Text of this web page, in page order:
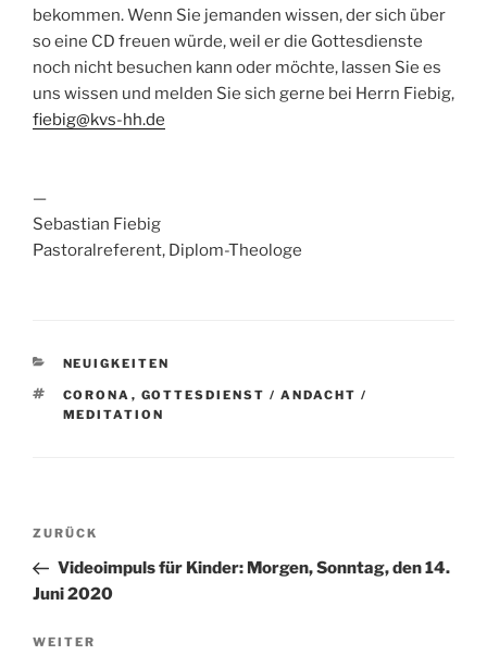
bekommen. Wenn Sie jemanden wissen, der sich über
so eine CD freuen würde, weil er die Gottesdienste
noch nicht besuchen kann oder möchte, lassen Sie es
uns wissen und melden Sie sich gerne bei Herrn Fiebig,
fiebig@kvs-hh.de
—
Sebastian Fiebig
Pastoralreferent, Diplom-Theologe
KATEGORIEN
NEUIGKEITEN
SCHLAGWÖRTER
CORONA , GOTTESDIENST / ANDACHT /
MEDITATION
Beitragsnavigation
Vorheriger
Beitrag
ZURÜCK
Videoimpuls für Kinder: Morgen, Sonntag, den 14.
Juni 2020
Nächster
WEITER